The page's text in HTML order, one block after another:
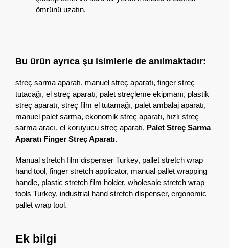
ömrünü uzatın.
Bu ürün ayrıca şu isimlerle de anılmaktadır:
streç sarma aparatı, manuel streç aparatı, finger streç
tutacağı, el streç aparatı, palet streçleme ekipmanı, plastik
streç aparatı, streç film el tutamağı, palet ambalaj aparatı,
manuel palet sarma, ekonomik streç aparatı, hızlı streç
sarma aracı, el koruyucu streç aparatı, Palet Streç Sarma
Aparatı Finger Streç Aparatı.
Manual stretch film dispenser Turkey, pallet stretch wrap
hand tool, finger stretch applicator, manual pallet wrapping
handle, plastic stretch film holder, wholesale stretch wrap
tools Turkey, industrial hand stretch dispenser, ergonomic
pallet wrap tool.
Ek bilgi